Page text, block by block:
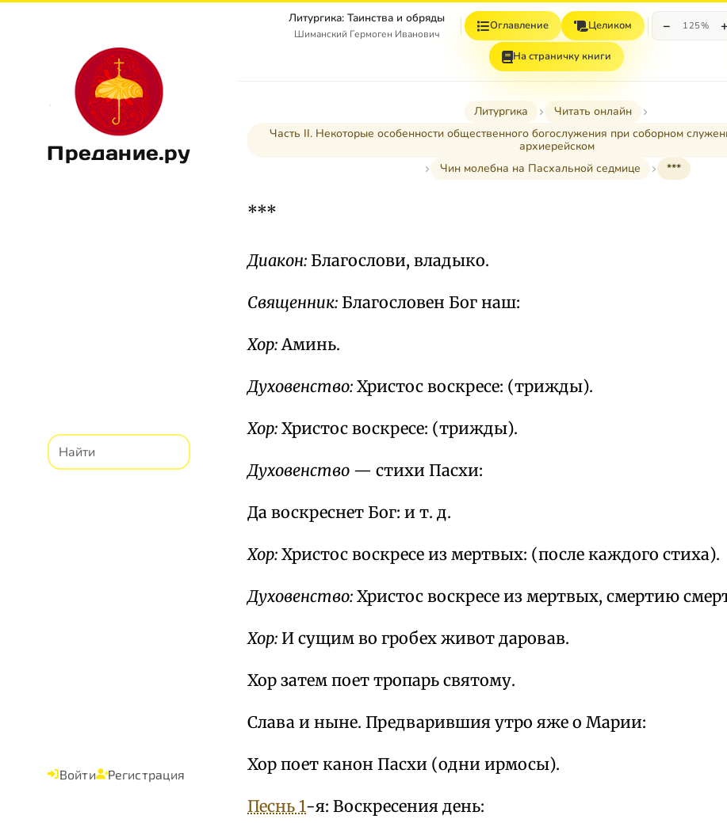
Предание.ру
Войти Регистрация
Литургика: Таинства и обряды
Шиманский Гермоген Иванович
Оглавление Целиком − 125% +
На страничку книги
Литургика
Читать онлайн
Часть II. Некоторые особенности общественного богослужения при соборном
архиерейском
Чин молебна на Пасхальной седмице
***
***
Диакон: Благослови, владыко.
Священник: Благословен Бог наш:
Хор: Аминь.
Духовенство: Христос воскресе: (трижды).
Хор: Христос воскресе: (трижды).
Духовенство — стихи Пасхи:
Да воскреснет Бог: и т. д.
Хор: Христос воскресе из мертвых: (после каждого стиха).
Духовенство: Христос воскресе из мертвых, смертию
Хор: И сущим во гробех живот даровав.
Хор затем поет тропарь святому.
Слава и ныне. Предварившия утро яже о Марии:
Хор поет канон Пасхи (одни ирмосы).
Песнь 1-я: Воскресения день: